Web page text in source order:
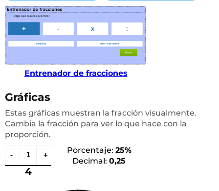
Entrenador de fracciones
Gráficas
Estas gráficas muestran la fracción visualmente.
Cambia la fracción para ver lo que hace con la
proporción.
4
Porcentaje: 25%
Decimal: 0,25